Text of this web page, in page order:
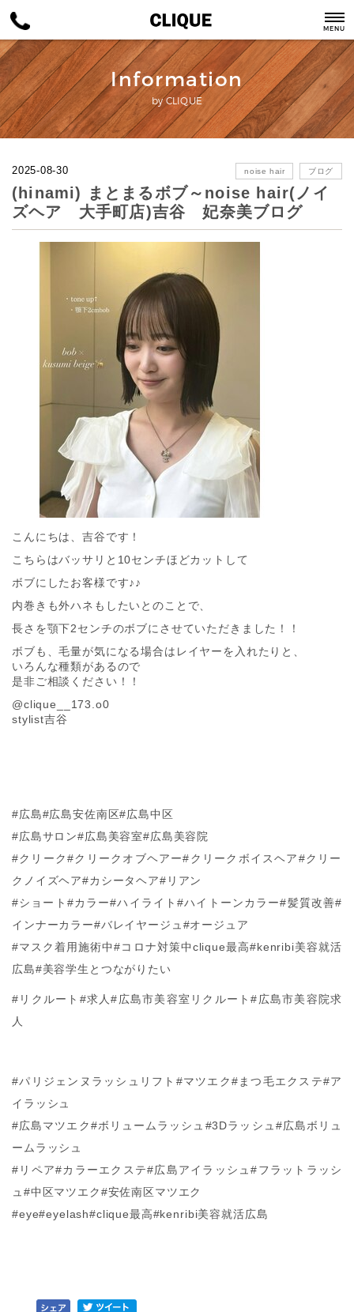
MENU
Information
by CLIQUE
2025-08-30 noise hair ブログ
(hinami) まとまるボブ～noise hair(ノイ
ズヘア 大手町店)吉谷 妃奈美ブログ
こんにちは、吉谷です！
こちらはバッサリと10センチほどカットして
ボブにしたお客様です♪♪
内巻きも外ハネもしたいとのことで、
長さを顎下2センチのボブにさせていただきました！！
ボブも、毛量が気になる場合はレイヤーを入れたりと、
いろんな種類があるので
是非ご相談ください！！
@clique__173.o0
stylist吉谷
#広島#広島安佐南区#広島中区
#広島サロン#広島美容室#広島美容院
#クリーク#クリークオブヘアー#クリークボイスヘア#クリー
クノイズヘア#カシータヘア#リアン
#ショート#カラー#ハイライト#ハイトーンカラー#髪質改善#
インナーカラー#バレイヤージュ#オージュア
#マスク着用施術中#コロナ対策中clique最高#kenribi美容就活
広島#美容学生とつながりたい
#リクルート#求人#広島市美容室リクルート#広島市美容院求
人
#パリジェンヌラッシュリフト#マツエク#まつ毛エクステ#ア
イラッシュ
#広島マツエク#ボリュームラッシュ#3Dラッシュ#広島ボリュ
ームラッシュ
#リペア#カラーエクステ#広島アイラッシュ#フラットラッシ
ュ#中区マツエク#安佐南区マツエク
#eye#eyelash#clique最高#kenribi美容就活広島